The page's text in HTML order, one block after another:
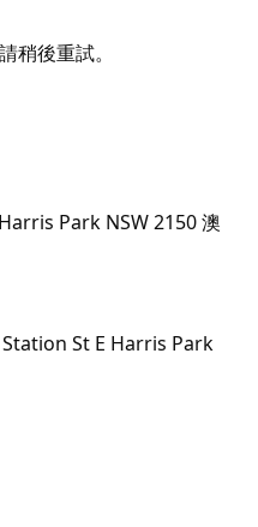
稍後重試。
Park NSW 2150 澳